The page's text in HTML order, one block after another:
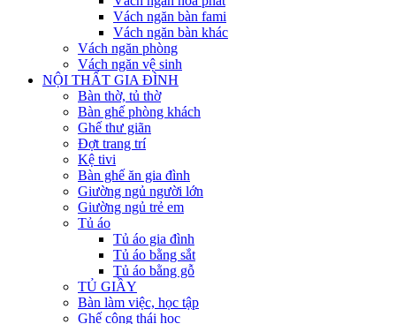
Vách ngăn bàn fami
Vách ngăn bàn khác
Vách ngăn phòng
Vách ngăn vệ sinh
NỘI THẤT GIA ĐÌNH
Bàn thờ, tủ thờ
Bàn ghế phòng khách
Ghế thư giãn
Đợt trang trí
Kệ tivi
Bàn ghế ăn gia đình
Giường ngủ người lớn
Giường ngủ trẻ em
Tủ áo
Tủ áo gia đình
Tủ áo bằng sắt
Tủ áo bằng gỗ
TỦ GIẦY
Bàn làm việc, học tập
Ghế công thái học